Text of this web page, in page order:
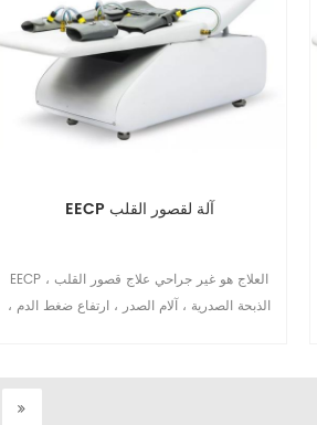
EECP آلة لقصور القلب
EECP العلاج هو غير جراحي علاج قصور القلب ،
الذبحة الصدرية ، آلام الصدر ، ارتفاع ضغط الدم ،